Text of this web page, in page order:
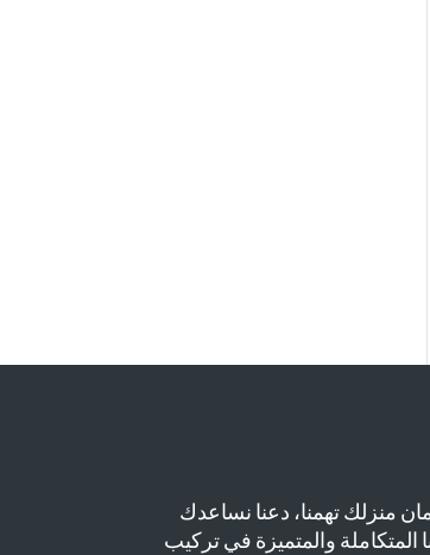
منزلك تهمنا، دعنا نساعدك
المتكاملة والمتميزة في تركيب